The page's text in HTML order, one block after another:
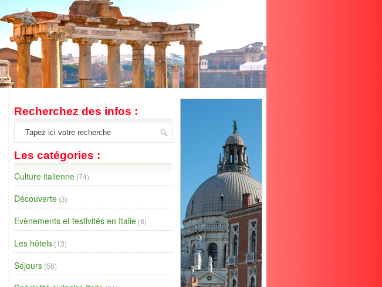
Recherchez des infos :
Les catégories :
Culture italienne (74)
Découverte (3)
Evènements et festivités en Italie (8)
Les hôtels (13)
Séjours (58)